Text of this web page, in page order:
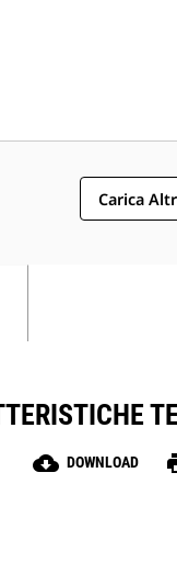
Carica
cloud_download DOWNLOAD